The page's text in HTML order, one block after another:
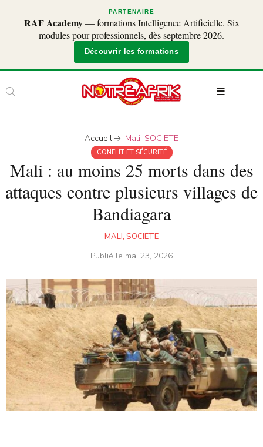
PARTENAIRE
RAF Academy— formations Intelligence Artificielle. Six
modules pour professionnels, dès septembre 2026.
Découvrir les formations
Accueil Mali, SOCIETE
CONFLIT ET SÉCURITÉ
Mali : au moins 25 morts dans des
attaques contre plusieurs villages de
Bandiagara
MALI, SOCIETE
Publié le mai 23, 2026